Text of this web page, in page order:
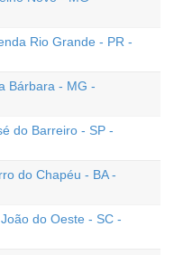
Rio Grande - PR -
Bárbara - MG -
do Barreiro - SP -
do Chapéu - BA -
do Oeste - SC -